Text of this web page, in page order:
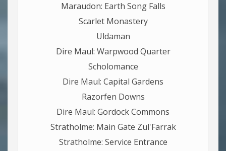
Maraudon: Earth Song Falls
Scarlet Monastery
Uldaman
Dire Maul: Warpwood Quarter
Scholomance
Dire Maul: Capital Gardens
Razorfen Downs
Dire Maul: Gordock Commons
Stratholme: Main Gate Zul'Farrak
Stratholme: Service Entrance